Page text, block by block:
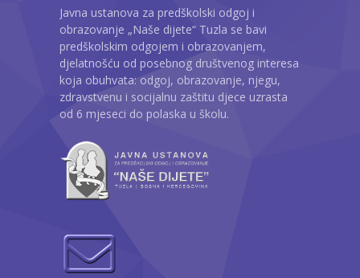
Javna ustanova za predškolski odgoj i
obrazovanje „Naše dijete“ Tuzla se bavi
predškolskim odgojem i obrazovanjem,
djelatnošću od posebnog društvenog interesa
koja obuhvata: odgoj, obrazovanje, njegu,
zdravstvenu i socijalnu zaštitu djece uzrasta
od 6 mjeseci do polaska u školu.